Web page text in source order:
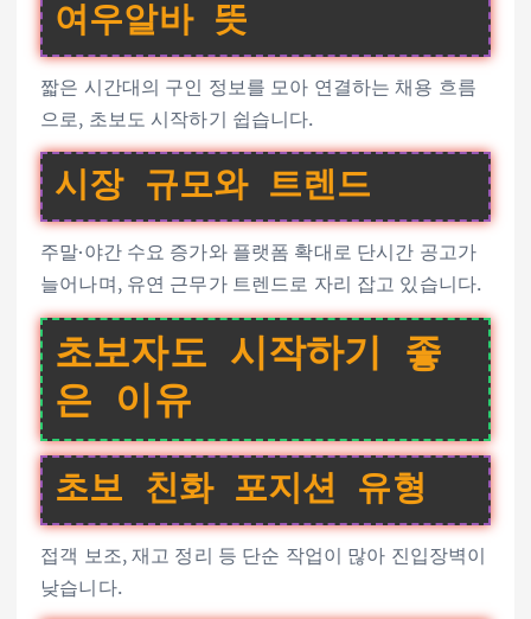
여우알바 뜻
짧은 시간대의 구인 정보를 모아 연결하는 채용 흐름
으로, 초보도 시작하기 쉽습니다.
시장 규모와 트렌드
주말·야간 수요 증가와 플랫폼 확대로 단시간 공고가
늘어나며, 유연 근무가 트렌드로 자리 잡고 있습니다.
초보자도 시작하기 좋
은 이유
초보 친화 포지션 유형
접객 보조, 재고 정리 등 단순 작업이 많아 진입장벽이
낮습니다.